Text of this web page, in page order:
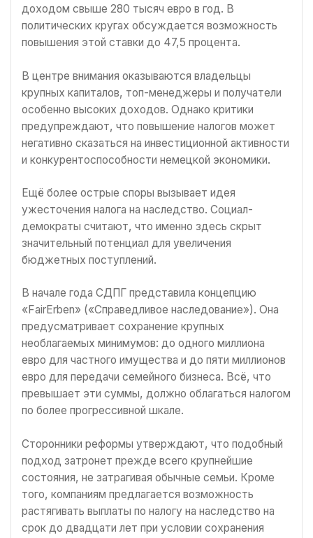
доходом свыше 280 тысяч евро в год. В
политических кругах обсуждается возможность
повышения этой ставки до 47,5 процента.
В центре внимания оказываются владельцы
крупных капиталов, топ-менеджеры и получатели
особенно высоких доходов. Однако критики
предупреждают, что повышение налогов может
негативно сказаться на инвестиционной активности
и конкурентоспособности немецкой экономики.
Ещё более острые споры вызывает идея
ужесточения налога на наследство. Социал-
демократы считают, что именно здесь скрыт
значительный потенциал для увеличения
бюджетных поступлений.
В начале года СДПГ представила концепцию
«FairErben» («Справедливое наследование»). Она
предусматривает сохранение крупных
необлагаемых минимумов: до одного миллиона
евро для частного имущества и до пяти миллионов
евро для передачи семейного бизнеса. Всё, что
превышает эти суммы, должно облагаться налогом
по более прогрессивной шкале.
Сторонники реформы утверждают, что подобный
подход затронет прежде всего крупнейшие
состояния, не затрагивая обычные семьи. Кроме
того, компаниям предлагается возможность
растягивать выплаты по налогу на наследство на
срок до двадцати лет при условии сохранения